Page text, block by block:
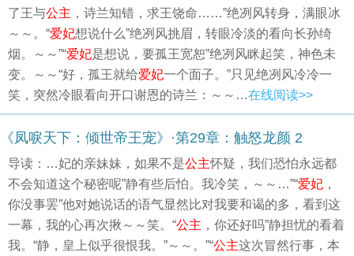
了王与公主 ，诗兰知错，求王饶命……”绝冽风转身，满眼冰
～～。“爱妃想说什么”绝冽风挑眉，转眼冷淡的看向长孙绮
烟。～～”“爱妃是想说，要孤王宽恕”绝冽风眯起笑，神色未
变。～～“好，孤王就给爱妃一个面子。”只见绝冽风冷冷一
笑，突然冷眼看向开口谢恩的诗兰：～～…在线阅读>>
《凤唳天下：倾世帝王宠》·第29章：触怒龙颜 2
导读：…妃的亲妹妹，如果不是公主怀疑，我们恐怕永远都
不会知道这个秘密呢”静有些后怕。我冷笑，～～…”“爱妃 ，
你没事罢”他对她说话的语气显然比对我要和谒的多，看到这
一幕，我的心再次揪～～笑。“公主 ，你还好吗”静担忧的看着
我。“静，皇上似乎很恨我。”～～。”“公主这次冒然行事，本